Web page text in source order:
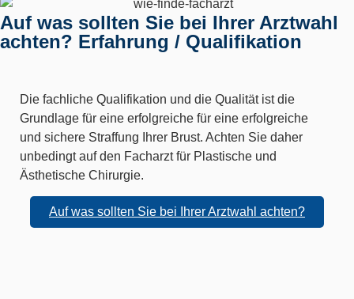
Auf was sollten Sie bei Ihrer Arztwahl
achten? Erfahrung / Qualifikation
Die fachliche Qualifikation und die Qualität ist die
Grundlage für eine erfolgreiche für eine erfolgreiche
und sichere Straffung Ihrer Brust. Achten Sie daher
unbedingt auf den Facharzt für Plastische und
Ästhetische Chirurgie.
Auf was sollten Sie bei Ihrer Arztwahl achten?